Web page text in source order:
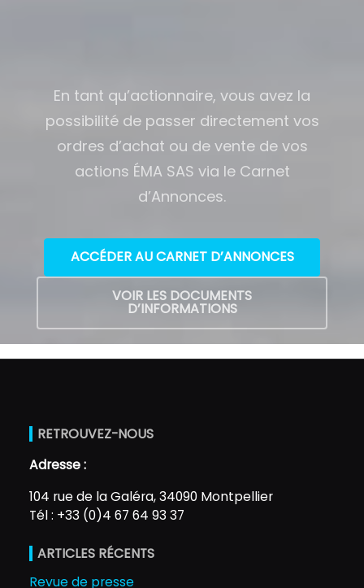
En tant qu’actionnaire, vous avez la
possibilité de passer directement vos
ordres d’achat ou de vente de vos
actions ÉMA SAS via le Carnet
d’Annonces.
ACCÉDER AU CARNET D’ANNONCES
VOIR LES DOCUMENTS
D’INFORMATIONS
RETROUVEZ-NOUS
Adresse :
104 rue de la Galéra, 34090 Montpellier
Tél : +33 (0)4 67 64 93 37
ARTICLES RÉCENTS
Revue de presse